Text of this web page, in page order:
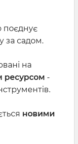
поєднує
за садом.
на
ресурсом -
новими